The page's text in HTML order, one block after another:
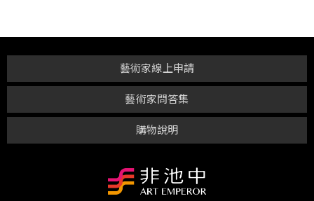
購物說明
藝術家問答集
藝術家線上申請